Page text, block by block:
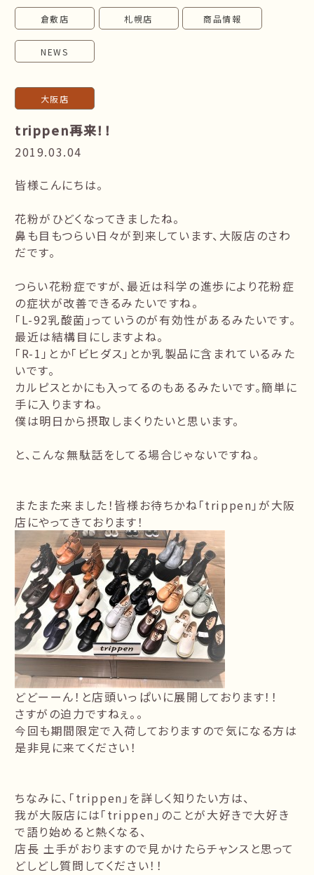
倉敷店 札幌店 商品情報
NEWS
大阪店
trippen再来！！
2019.03.04
皆様こんにちは。
花粉がひどくなってきましたね。
鼻も目もつらい日々が到来しています、大阪店のさわ
だです。
つらい花粉症ですが、最近は科学の進歩により花粉症
の症状が改善できるみたいですね。
「L-92乳酸菌」っていうのが有効性があるみたいです。
最近は結構目にしますよね。
「R-1」とか「ビヒダス」とか乳製品に含まれているみた
いです。
カルピスとかにも入ってるのもあるみたいです。簡単に
手に入りますね。
僕は明日から摂取しまくりたいと思います。
と、こんな無駄話をしてる場合じゃないですね。
またまた来ました！皆様お待ちかね「trippen 」が大阪
店にやってきております！
どどーーん！ と店頭いっぱいに展開しております！！
さすがの迫力ですねぇ。。
今回も期間限定で入荷しておりますので気になる方は
是非見に来てください！
ちなみに、「trippen 」を詳しく知りたい方は、
我が大阪店には「trippen 」のことが大好きで大好き
で語り始めると熱くなる、
店長 土手がおりますので見かけたらチャンスと思って
どしどし質問してください！！